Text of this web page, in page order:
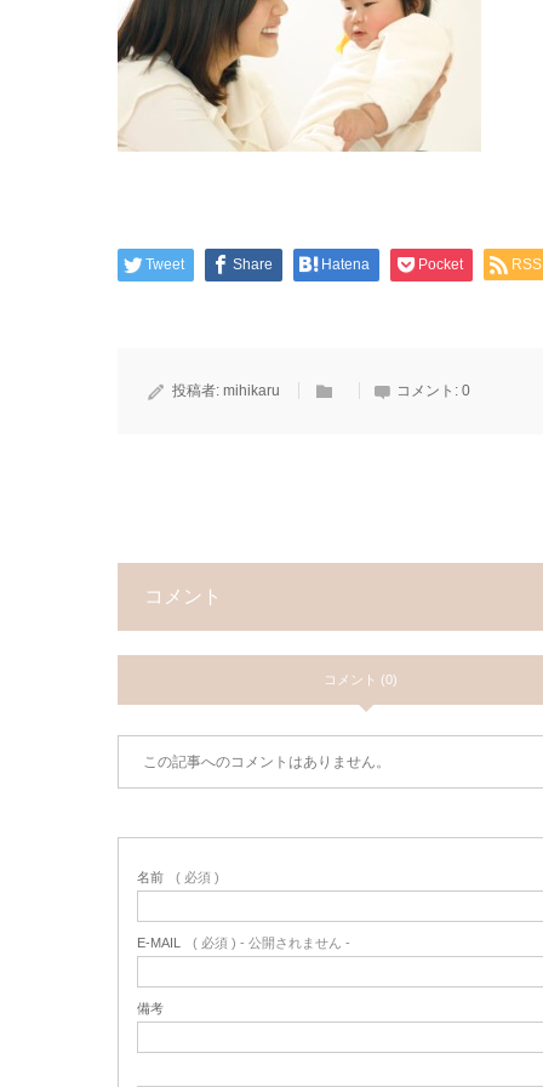
Tweet Share Hatena Pocket RSS
投稿者: mihikaru コメント: 0
コメント
コメント (0)
この記事へのコメントはありません。
名前 ( 必須 )
E-MAIL ( 必須 ) - 公開されません -
備考